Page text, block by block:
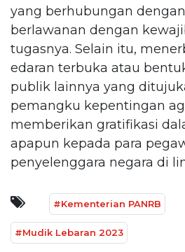
yang berhubungan
berlawanan dengan
tugasnya. Selain itu,
edaran terbuka atau
publik lainnya yang
pemangku kepentingan
memberikan gratifikasi
apapun kepada para
penyelenggara negara di
#Kementerian PANRB
#Mudik Lebaran 2023